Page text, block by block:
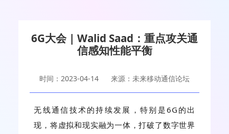
6G大会 | Walid Saad：重点攻关通
信感知性能平衡
时间：2023-04-14 来源：未来移动通信论坛
无线通信技术的持续发展，特别是6G的出
现，将虚拟和现实融为一体，打破了数字世界